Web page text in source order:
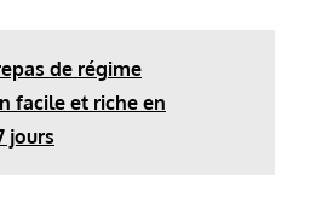
de régime
facile et riche en
jours